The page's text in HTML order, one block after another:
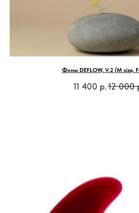
Фины DEFLOW, V.2 (M size,
11 400 р.12 000